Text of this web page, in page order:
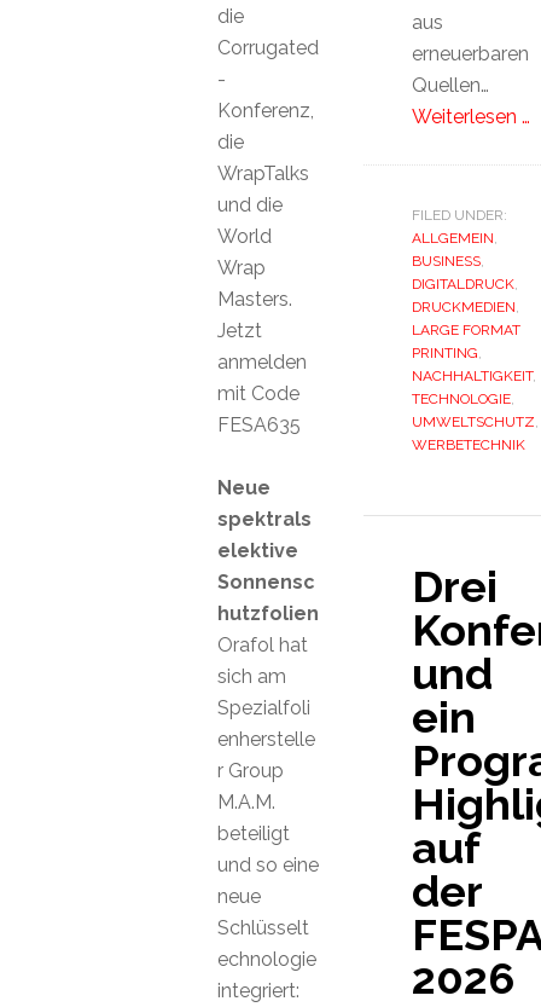
aus
erneuerbaren
Quellen…
Weiterlesen …
FILED UNDER:
ALLGEMEIN,
BUSINESS,
DIGITALDRUCK,
DRUCKMEDIEN,
LARGE FORMAT
PRINTING,
NACHHALTIGKEIT,
TECHNOLOGIE,
UMWELTSCHUTZ,
WERBETECHNIK
Drei
und
ein
auf
der
2026
die
Corrugated
-
Konferenz,
die
WrapTalks
und die
World
Wrap
Masters.
Jetzt
anmelden
mit Code
FESA635
Neue
spektrals
elektive
Sonnensc
hutzfolien
Orafol hat
sich am
Spezialfoli
enherstelle
r Group
M.A.M.
beteiligt
und so eine
neue
Schlüsselt
echnologie
integriert: